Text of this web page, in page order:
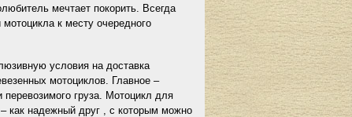
мечтает покорить. Всегда
к месту очередного
условия на доставка
мотоциклов. Главное –
перевозимого груза. Мотоцикл для
как надежный друг , с которым можно